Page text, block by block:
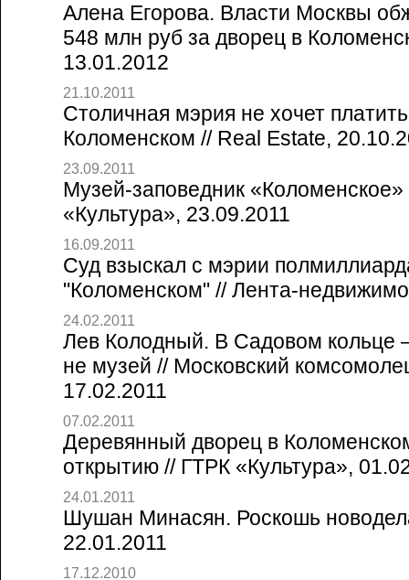
Алена Егорова. Власти Москвы
548 млн руб за дворец в
13.01.2012
21.10.2011
Столичная мэрия не хочет
Коломенском // Real Estate,
23.09.2011
Музей-заповедник «Коломенское»
«Культура», 23.09.2011
16.09.2011
Суд взыскал с мэрии
"Коломенском" // Лента-
24.02.2011
Лев Колодный. В Садовом кольце
не музей // Московский
17.02.2011
07.02.2011
Деревянный дворец в
открытию // ГТРК «Культура»,
24.01.2011
Шушан Минасян. Роскошь
22.01.2011
17.12.2010